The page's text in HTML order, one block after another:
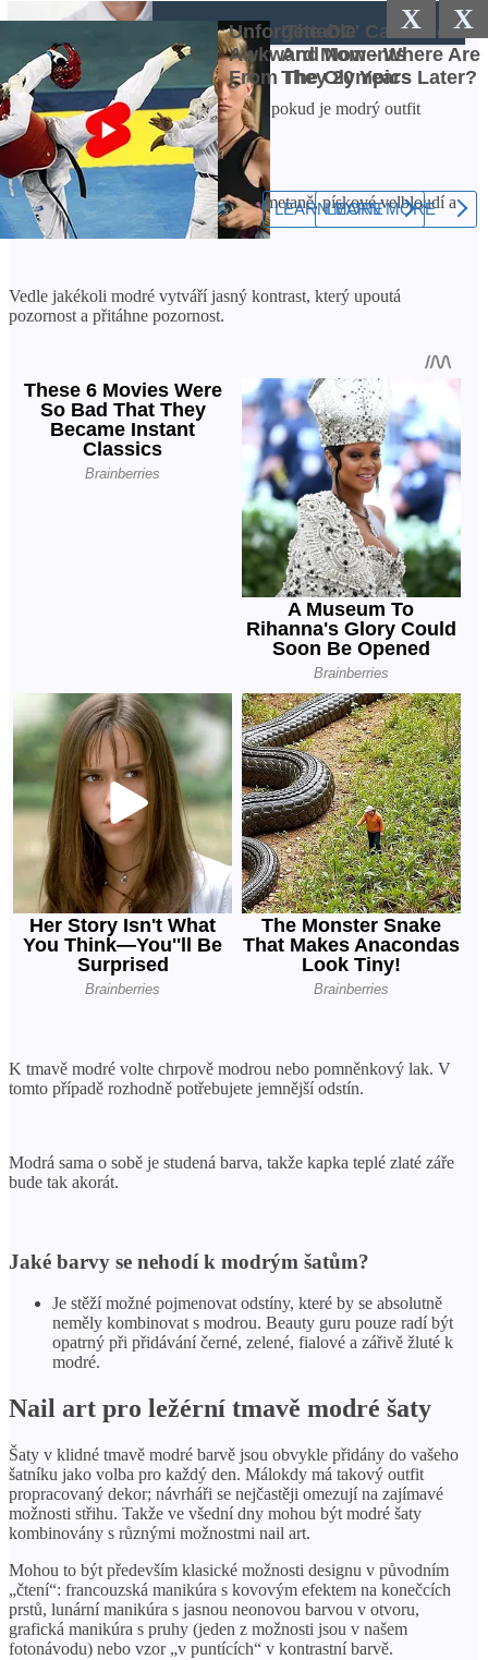
X
X
Na nehty bude vypadat nejvýhodněji, pokud je modrý outfit
skutečně jasný.
Umírněné odstíny modré se hodí ke smetaně, pískové velbloudí a
kávě.
Vedle jakékoli modré vytváří jasný kontrast, který upoutá
pozornost a přitáhne pozornost.
K tmavě modré volte chrpově modrou nebo pomněnkový lak. V
tomto případě rozhodně potřebujete jemnější odstín.
Modrá sama o sobě je studená barva, takže kapka teplé zlaté záře
bude tak akorát.
Jaké barvy se nehodí k modrým šatům?
Je stěží možné pojmenovat odstíny, které by se absolutně
neměly kombinovat s modrou. Beauty guru pouze radí být
opatrný při přidávání černé, zelené, fialové a zářivě žluté k
modré.
Nail art pro ležérní tmavě modré šaty
Šaty v klidné tmavě modré barvě jsou obvykle přidány do vašeho
šatníku jako volba pro každý den. Málokdy má takový outfit
propracovaný dekor; návrháři se nejčastěji omezují na zajímavé
možnosti střihu. Takže ve všední dny mohou být modré šaty
kombinovány s různými možnostmi nail art.
Mohou to být především klasické možnosti designu v původním
„čtení“: francouzská manikúra s kovovým efektem na konečcích
prstů, lunární manikúra s jasnou neonovou barvou v otvoru,
grafická manikúra s pruhy (jeden z možnosti jsou v našem
fotonávodu) nebo vzor „v puntících“ v kontrastní barvě.